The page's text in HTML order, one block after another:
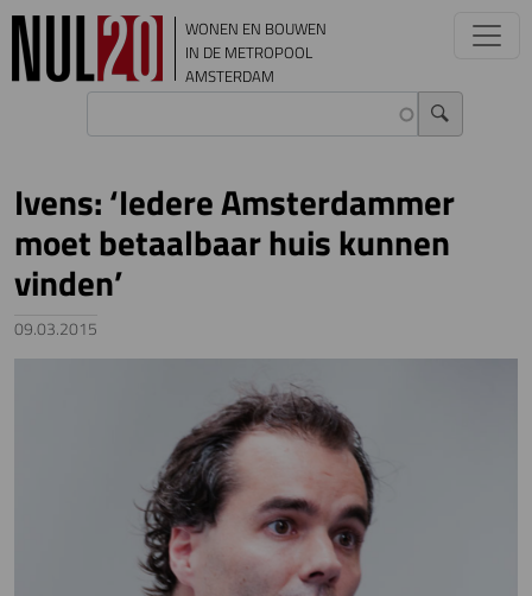
Overslaan en naar de inhoud gaan
WONEN EN BOUWEN
IN DE METROPOOL
AMSTERDAM
Ivens: ‘Iedere Amsterdammer
moet betaalbaar huis kunnen
vinden’
09.03.2015